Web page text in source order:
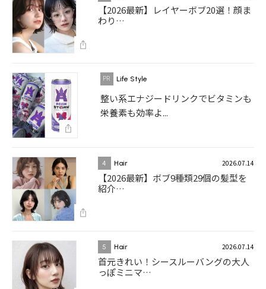
【2026最新】レイヤーボブ20選！顔ま
わり…
Life Style
整い系エナジードリンクでビタミンも
栄養素も効率よ...
4 Hair 2026.07.14
【2026最新】ボブ9種類29個の髪型を
紹介…
5 Hair 2026.07.14
首元きれい！シースルーバングの大人
っぽミニマ…